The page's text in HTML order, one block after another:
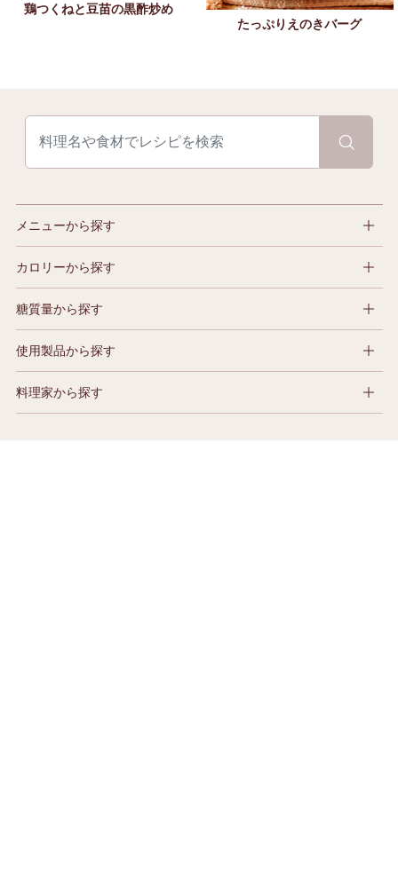
鶏つくねと豆苗の黒酢炒め
たっぷりえのきバーグ
メニューから探す
カロリーから探す
糖質量から探す
使用製品から探す
料理家から探す